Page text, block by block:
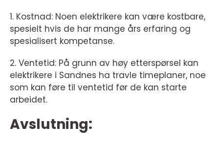
1. Kostnad: Noen elektrikere kan være kostbare,
spesielt hvis de har mange års erfaring og
spesialisert kompetanse.
2. Ventetid: På grunn av høy etterspørsel kan
elektrikere i Sandnes ha travle timeplaner, noe
som kan føre til ventetid før de kan starte
arbeidet.
Avslutning: